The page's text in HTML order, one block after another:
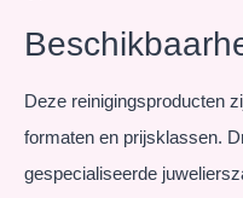
Deze reinigingsproducten
formaten en prijsklassen.
gespecialiseerde